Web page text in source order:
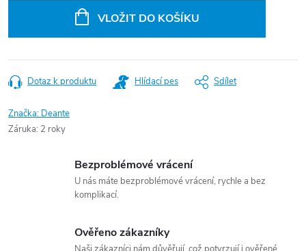
VLOŽIT DO KOŠÍKU
Dotaz k produktu Hlídací pes Sdílet
Značka: Deante
Záruka: 2 roky
Bezproblémové vrácení
U nás máte bezproblémové vrácení, rychle a bez
komplikací.
Ověřeno zákazníky